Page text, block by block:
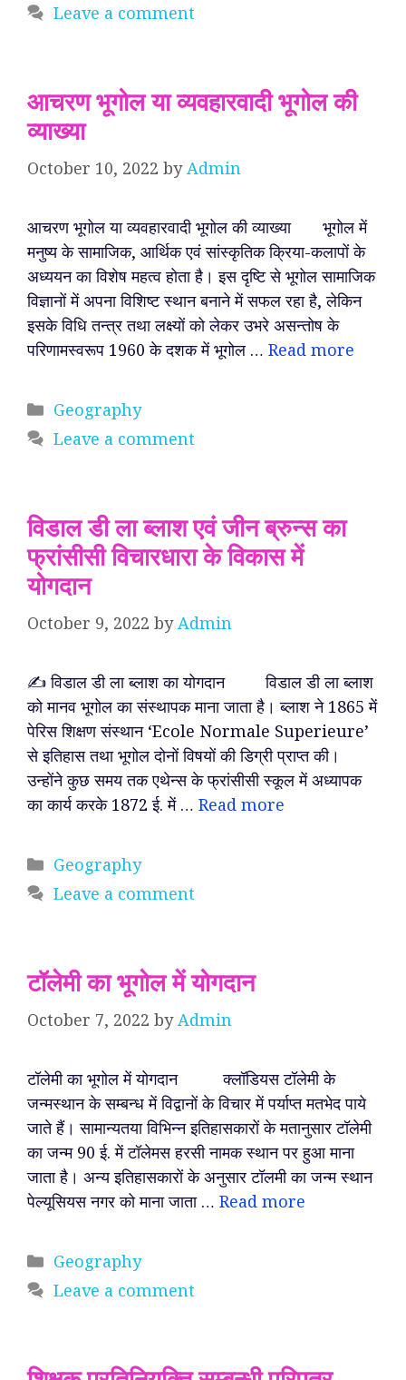
Leave a comment
आचरण भूगोल या व्यवहारवादी भूगोल की
व्याख्या
October 10, 2022 by Admin
आचरण भूगोल या व्यवहारवादी भूगोल की व्याख्या भूगोल में
मनुष्य के सामाजिक, आर्थिक एवं सांस्कृतिक क्रिया-कलापों के
अध्ययन का विशेष महत्व होता है। इस दृष्टि से भूगोल सामाजिक
विज्ञानों में अपना विशिष्ट स्थान बनाने में सफल रहा है, लेकिन
इसके विधि तन्त्र तथा लक्ष्यों को लेकर उभरे असन्तोष के
परिणामस्वरूप 1960 के दशक में भूगोल … Read more
Categories
Geography
Leave a comment
विडाल डी ला ब्लाश एवं जीन ब्रुन्स का
फ्रांसीसी विचारधारा के विकास में
योगदान
October 9, 2022 by Admin
✍️ विडाल डी ला ब्लाश का योगदान विडाल डी ला ब्लाश
को मानव भूगोल का संस्थापक माना जाता है। ब्लाश ने 1865 में
पेरिस शिक्षण संस्थान ‘Ecole Normale Superieure’
से इतिहास तथा भूगोल दोनों विषयों की डिग्री प्राप्त की।
उन्होंने कुछ समय तक एथेन्स के फ्रांसीसी स्कूल में अध्यापक
का कार्य करके 1872 ई. में … Read more
Categories
Geography
Leave a comment
टॉलेमी का भूगोल में योगदान
October 7, 2022 by Admin
टॉलेमी का भूगोल में योगदान क्लॉडियस टॉलेमी के
जन्मस्थान के सम्बन्ध में विद्वानों के विचार में पर्याप्त मतभेद पाये
जाते हैं। सामान्यतया विभिन्न इतिहासकारों के मतानुसार टॉलेमी
का जन्म 90 ई. में टॉलेमस हरसी नामक स्थान पर हुआ माना
जाता है। अन्य इतिहासकारों के अनुसार टॉलमी का जन्म स्थान
पेल्यूसियस नगर को माना जाता … Read more
Categories
Geography
Leave a comment